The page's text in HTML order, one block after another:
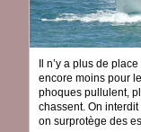
Il n’y a plus de
encore moins pour
phoques pullulent,
chassent. On
on surprotège des